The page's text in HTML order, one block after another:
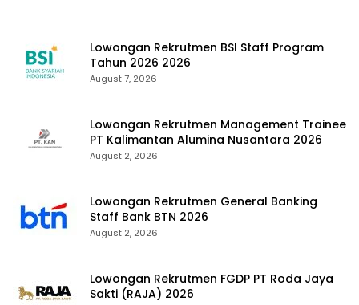
Lowongan Rekrutmen BSI Staff Program
Tahun 2026 2026
August 7, 2026
Lowongan Rekrutmen Management Trainee
PT Kalimantan Alumina Nusantara 2026
August 2, 2026
Lowongan Rekrutmen General Banking
Staff Bank BTN 2026
August 2, 2026
Lowongan Rekrutmen FGDP PT Roda Jaya
Sakti (RAJA) 2026